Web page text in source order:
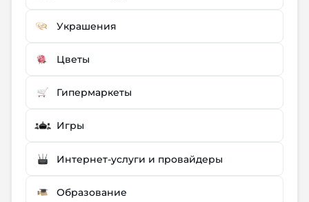
Украшения
Цветы
Гипермаркеты
Игры
Интернет-услуги и провайдеры
Образование